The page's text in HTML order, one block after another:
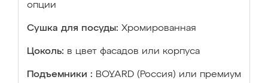
опции
Сушка для посуды: Хромированная
Цоколь: в цвет фасадов или корпуса
Подъемники : BOYARD (Россия) или премиум